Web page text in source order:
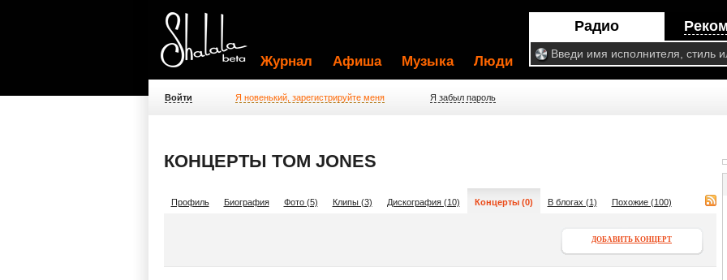
Радио
Журнал Афиша Музыка Люди
Войти Я новенький, зарегистрируйте меня Я забыл пароль
КОНЦЕРТЫ TOM JONES
Профиль Биография Фото (5) Клипы (3) Дискография (10) Концерты (0) В блогах (1) Похожие (100)
ДОБАВИТЬ КОНЦЕРТ